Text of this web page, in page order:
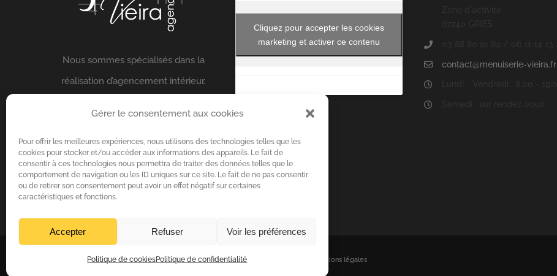
Gérer le consentement aux cookies
Pour offrir les meilleures expériences, nous utilisons des technologies telles que les
cookies pour stocker et/ou accéder aux informations des appareils. Le fait de
consentir à ces technologies nous permettra de traiter des données telles que le
comportement de navigation ou les ID uniques sur ce site. Le fait de ne pas consentir
ou de retirer son consentement peut avoir un effet négatif sur certaines
caractéristiques et fonctions.
Accepter Refuser Voir les préférences
Politique de cookiesPolitique de confidentialité
Nous sommes spécialisés dans la
réalisation d’agencement intérieur.
pour tous nos clients.
En savoir plus
Cliquez pour accepter les cookies
marketing et activer ce contenu
contact@menuiserie-vieira.fr
COPYRIGHT 2017 | ALL RIGHTS RESERVED -Politique de confidentiatlité Mentions légales